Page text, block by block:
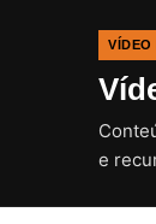
VÍDEO
e